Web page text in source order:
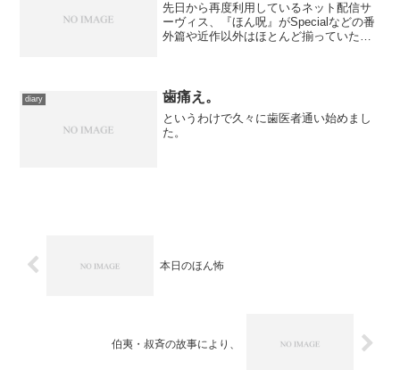
先日から再度利用しているネット配信サ
ーヴィス、『ほん呪』がSpecialなどの番
外篇や近作以外はほとんど揃っていたの
まい、一気に寂し...
diary 歯痛え。
というわけで久々に歯医者通い始めまし
た。
本日のほん怖
伯夷・叔斉の故事により、